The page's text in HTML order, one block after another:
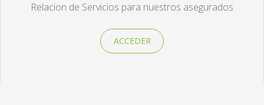
Relacion de Servicios para nuestros asegurados
ACCEDER